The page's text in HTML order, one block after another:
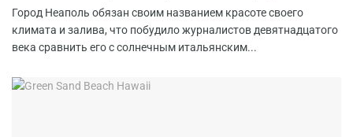
Город Неаполь обязан своим названием красоте своего
климата и залива, что побудило журналистов девятнадцатого
века сравнить его с солнечным итальянским...